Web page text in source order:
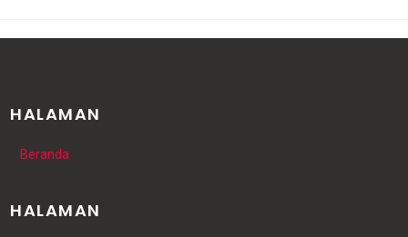
HALAMAN
Beranda
HALAMAN